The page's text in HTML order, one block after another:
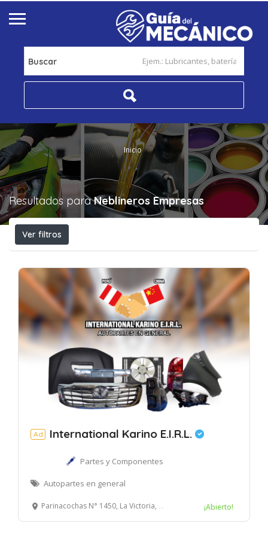
Buscar
Inicio
Resultados paraNeblineros Empresas
Ver filtros
Ad International Karino E.I.R.L.
Partes y Componentes
Autopartes en general
Parinacochas N° 1450, La Victoria, Lima ¡Abierto!